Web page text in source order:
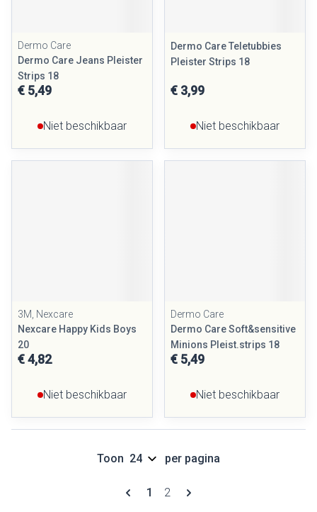
Dermo Care
Dermo Care Jeans Pleister
Strips 18
€ 5,49
Niet beschikbaar
Dermo Care Teletubbies
Pleister Strips 18
€ 3,99
Niet beschikbaar
3M, Nexcare
Nexcare Happy Kids Boys
20
€ 4,82
Niet beschikbaar
Dermo Care
Dermo Care Soft&sensitive
Minions Pleist.strips 18
€ 5,49
Niet beschikbaar
Pagina's
U lees momenteel pagina
1 Pagina
2
Toon per pagina